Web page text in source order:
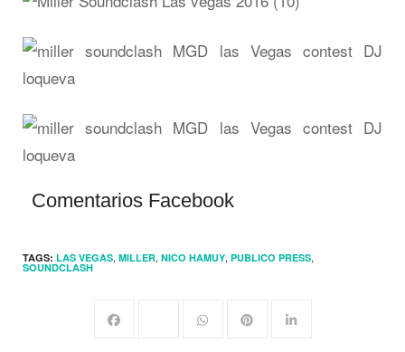
Comentarios Facebook
TAGS: LAS VEGAS, MILLER, NICO HAMUY, PUBLICO PRESS,
SOUNDCLASH